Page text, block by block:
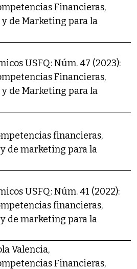
Financieras,
de Marketing para la
USFQ: Núm. 47 (2023):
Financieras,
de Marketing para la
financieras,
de marketing para la
USFQ: Núm. 41 (2022):
financieras,
de marketing para la
Valencia,
Financieras,